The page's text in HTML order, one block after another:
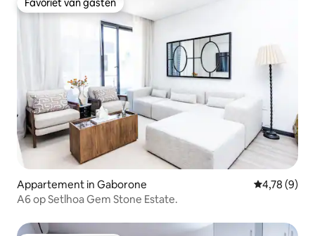
Favoriet van gasten
Favoriet van gasten
Appartement in Gaborone
4,78 (9)
A6 op Setlhoa Gem Stone Estate.